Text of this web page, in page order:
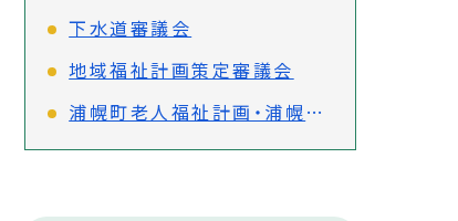
下水道審議会
地域福祉計画策定審議会
浦幌町老人福祉計画・浦幌町介護保険事業計画(第9期)策定審議会